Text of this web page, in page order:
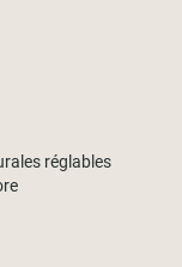
réglables